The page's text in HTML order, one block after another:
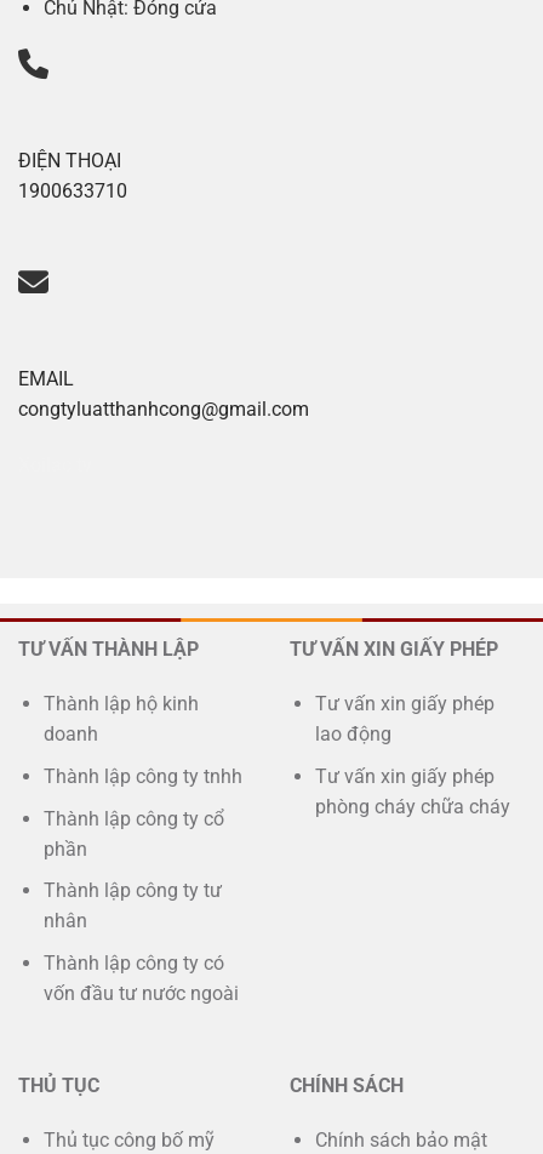
Chủ Nhật: Đóng cửa
ĐIỆN THOẠI
1900633710
EMAIL
congtyluatthanhcong@gmail.com
TƯ VẤN THÀNH LẬP
Thành lập hộ kinh
doanh
Thành lập công ty tnhh
Thành lập công ty cổ
phần
Thành lập công ty tư
nhân
Thành lập công ty có
vốn đầu tư nước ngoài
TƯ VẤN XIN GIẤY PHÉP
Tư vấn xin giấy phép
lao động
Tư vấn xin giấy phép
phòng cháy chữa cháy
THỦ TỤC
Thủ tục công bố mỹ
CHÍNH SÁCH
Chính sách bảo mật